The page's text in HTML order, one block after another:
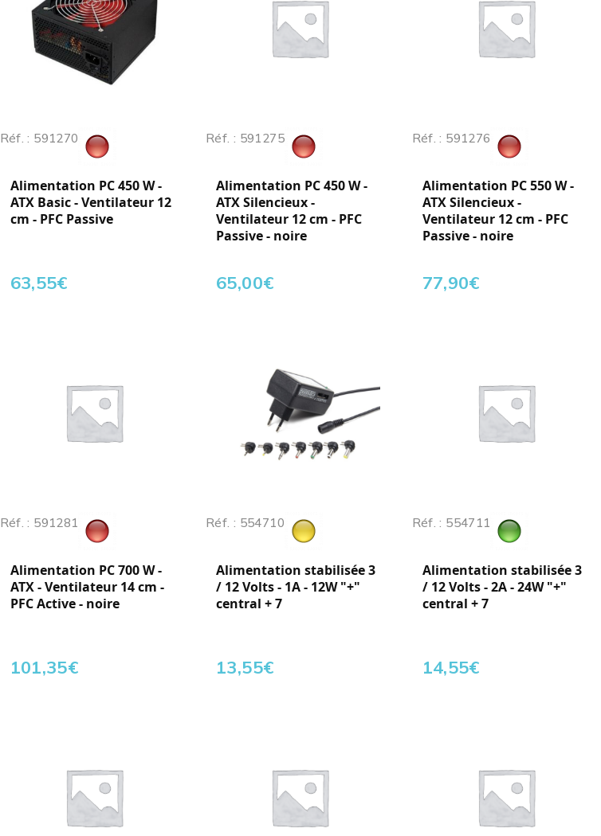
Réf. : 591270
Alimentation PC 450 W -
ATX Basic - Ventilateur 12
cm - PFC Passive
63,55€
Réf. : 591275
Alimentation PC 450 W -
ATX Silencieux -
Ventilateur 12 cm - PFC
Passive - noire
65,00€
Réf. : 591276
Alimentation PC 550 W -
ATX Silencieux -
Ventilateur 12 cm - PFC
Passive - noire
77,90€
Réf. : 591281
Alimentation PC 700 W -
ATX - Ventilateur 14 cm -
PFC Active - noire
101,35€
Réf. : 554710
Alimentation stabilisée 3
/ 12 Volts - 1A - 12W "+"
central + 7
13,55€
Réf. : 554711
Alimentation stabilisée 3
/ 12 Volts - 2A - 24W "+"
central + 7
14,55€